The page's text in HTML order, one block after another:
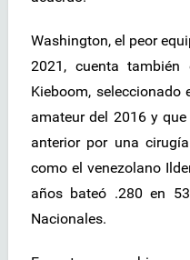
Washington, el peor
2021, cuenta también
Kieboom,
amateur del 2016 y
anterior por una
como el venezolano
años bateó .280 en
Nacionales.